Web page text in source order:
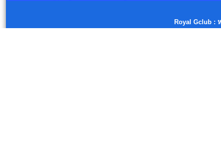
Royal Gclub :